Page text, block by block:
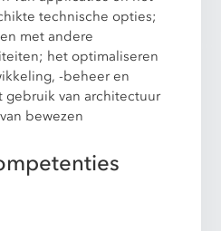
technische opties;
met andere
het optimaliseren
-beheer en
gebruik van architectuur
bewezen